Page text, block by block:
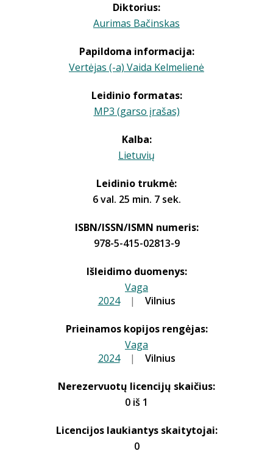
Diktorius:
Aurimas Bačinskas
Papildoma informacija:
Vertėjas (-a) Vaida Kelmelienė
Leidinio formatas:
MP3 (garso įrašas)
Kalba:
Lietuvių
Leidinio trukmė:
6 val. 25 min. 7 sek.
ISBN/ISSN/ISMN numeris:
978-5-415-02813-9
Išleidimo duomenys:
Vaga
2024 | Vilnius
Prieinamos kopijos rengėjas:
Vaga
2024 | Vilnius
Nerezervuotų licencijų skaičius:
0 iš 1
Licencijos laukiantys skaitytojai:
0